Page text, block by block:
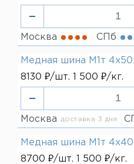
Москва СПб
Медная шина М1т
8130 ₽/шт. 1 500 ₽/кг.
Москва доставка 3 дня
Медная шина М1т
8700 ₽/шт. 1 500 ₽/кг.